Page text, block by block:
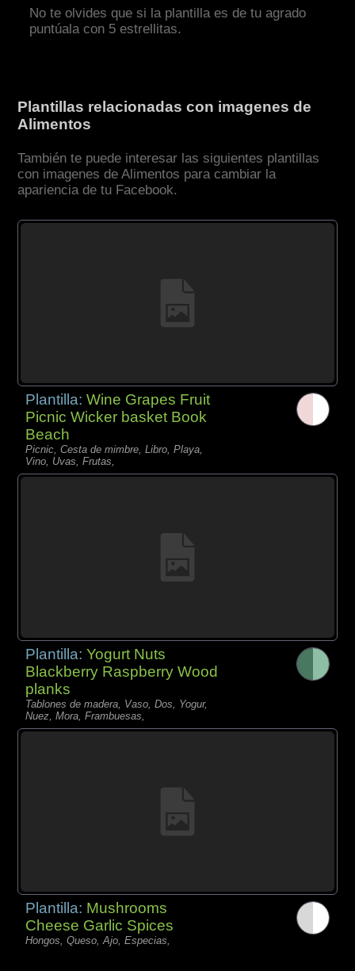
No te olvides que si la plantilla es de tu agrado
puntúala con 5 estrellitas.
Plantillas relacionadas con imagenes de
Alimentos
También te puede interesar las siguientes plantillas
con imagenes de Alimentos para cambiar la
apariencia de tu Facebook.
Plantilla:Wine Grapes Fruit
Picnic Wicker basket Book
Beach
Picnic, Cesta de mimbre, Libro, Playa,
Vino, Uvas, Frutas,
Plantilla:Yogurt Nuts
Blackberry Raspberry Wood
planks
Tablones de madera, Vaso, Dos, Yogur,
Nuez, Mora, Frambuesas,
Plantilla: Mushrooms
Cheese Garlic Spices
Hongos, Queso, Ajo, Especias,